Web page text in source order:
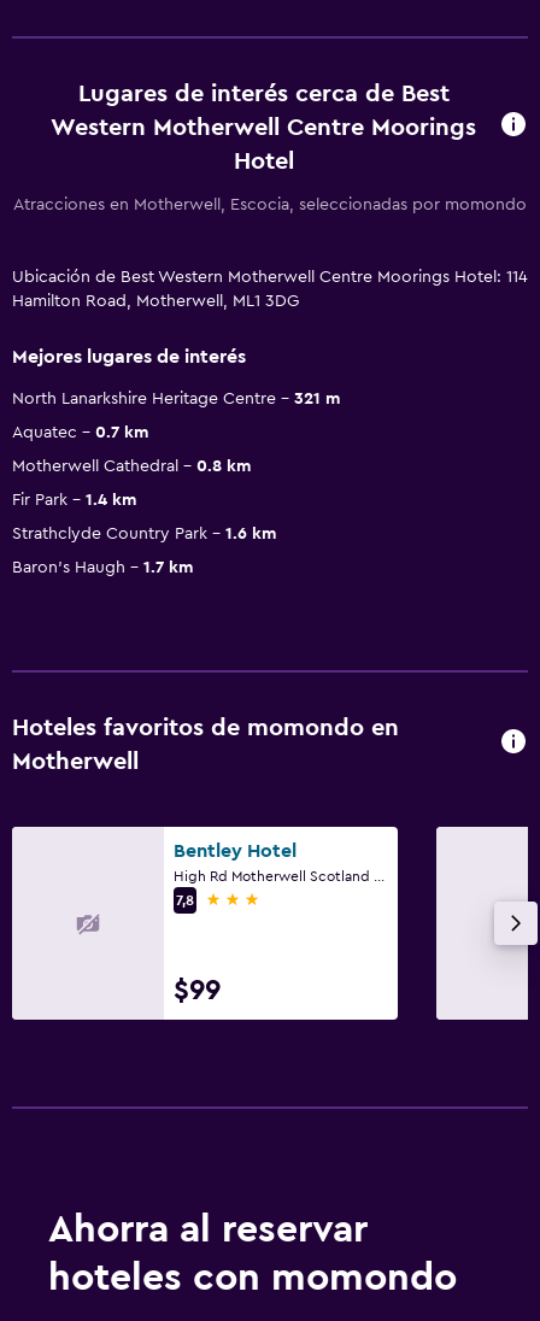
Lugares de interés cerca de Best
Western Motherwell Centre Moorings
Hotel
Atracciones en Motherwell, Escocia, seleccionadas por momondo
Ubicación de Best Western Motherwell Centre Moorings Hotel: 114
Hamilton Road, Motherwell, ML1 3DG
Mejores lugares de interés
North Lanarkshire Heritage Centre
321 m
Aquatec
0.7 km
Motherwell Cathedral
0.8 km
Fir Park
1.4 km
Strathclyde Country Park
1.6 km
Baron's Haugh
1.7 km
Hoteles favoritos de momondo en
Motherwell
Bentley Hotel
7,8
3 estrellas
$99
Ahorra al reservar
hoteles con momondo